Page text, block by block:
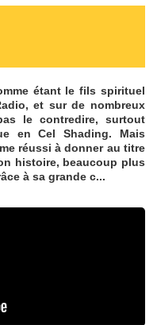
étant le fils spirituel
et sur de nombreux
le contredire, surtout
en Cel Shading. Mais
réussi à donner au titre
histoire, beaucoup plus
à sa grande c...